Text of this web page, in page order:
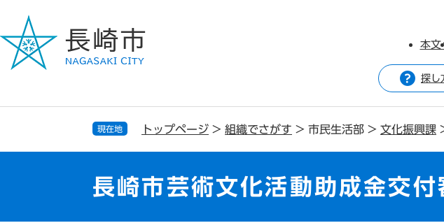
ジ
で
ュ
ば
本文
探し
現在地 トップページ > 組織でさがす > 市民生活部 > 文化振興課
長崎市芸術文化活動助成金交付